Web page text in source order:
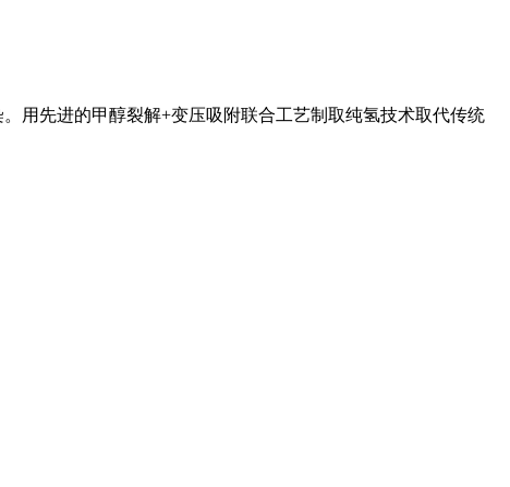
用先进的甲醇裂解+变压吸附联合工艺制取纯氢技术取代传统